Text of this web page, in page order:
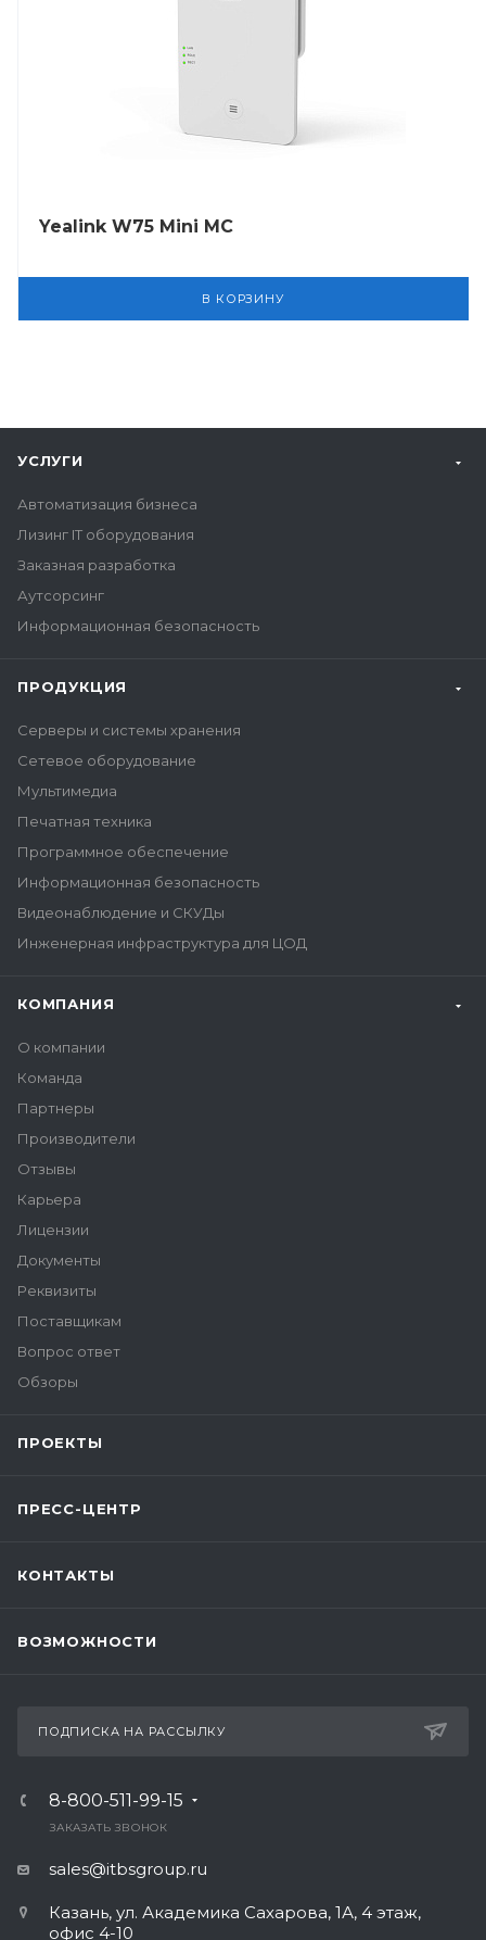
Yealink W75 Mini MC
В КОРЗИНУ
УСЛУГИ
Автоматизация бизнеса
Лизинг IT оборудования
Заказная разработка
Аутсорсинг
Информационная безопасность
ПРОДУКЦИЯ
Серверы и системы хранения
Сетевое оборудование
Мультимедиа
Печатная техника
Программное обеспечение
Информационная безопасность
Видеонаблюдение и СКУДы
Инженерная инфраструктура для ЦОД
КОМПАНИЯ
О компании
Команда
Партнеры
Производители
Отзывы
Карьера
Лицензии
Документы
Реквизиты
Поставщикам
Вопрос ответ
Обзоры
ПРОЕКТЫ
ПРЕСС-ЦЕНТР
КОНТАКТЫ
ВОЗМОЖНОСТИ
ПОДПИСКА НА РАССЫЛКУ
8-800-511-99-15
ЗАКАЗАТЬ ЗВОНОК
sales@itbsgroup.ru
Казань, ул. Академика Сахарова, 1А, 4 этаж,
офис 4-10